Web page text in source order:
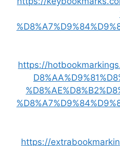
https://
https://